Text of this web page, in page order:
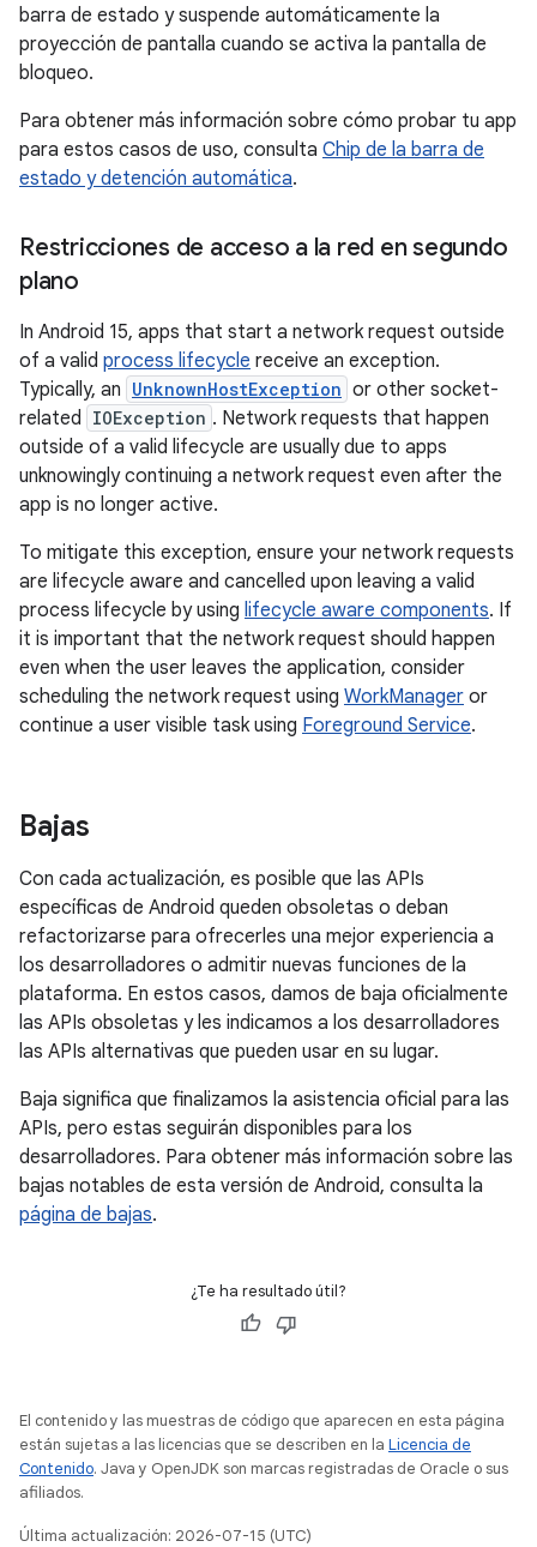
barra de estado y suspende automáticamente la
proyección de pantalla cuando se activa la pantalla de
bloqueo.
Para obtener más información sobre cómo probar tu app
para estos casos de uso, consulta Chip de la barra de
estado y detención automática.
Restricciones de acceso a la red en segundo
plano
In Android 15, apps that start a network request outside
of a valid process lifecycle receive an exception.
Typically, an UnknownHostException or other socket-
related
IOException . Network requests that happen
outside of a valid lifecycle are usually due to apps
unknowingly continuing a network request even after the
app is no longer active.
To mitigate this exception, ensure your network requests
are lifecycle aware and cancelled upon leaving a valid
process lifecycle by using lifecycle aware components. If
it is important that the network request should happen
even when the user leaves the application, consider
scheduling the network request using WorkManager or
continue a user visible task using Foreground Service.
Bajas
Con cada actualización, es posible que las APIs
específicas de Android queden obsoletas o deban
refactorizarse para ofrecerles una mejor experiencia a
los desarrolladores o admitir nuevas funciones de la
plataforma. En estos casos, damos de baja oficialmente
las APIs obsoletas y les indicamos a los desarrolladores
las APIs alternativas que pueden usar en su lugar.
Baja significa que finalizamos la asistencia oficial para las
APIs, pero estas seguirán disponibles para los
desarrolladores. Para obtener más información sobre las
bajas notables de esta versión de Android, consulta la
página de bajas.
¿Te ha resultado útil?
El contenido y las muestras de código que aparecen en esta página
están sujetas a las licencias que se describen en la Licencia de
Contenido. Java y OpenJDK son marcas registradas de Oracle o sus
afiliados.
Última actualización: 2026-07-15 (UTC)